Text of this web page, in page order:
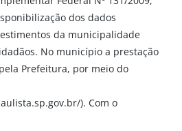
dos dados
da municipalidade
No município a prestação
Prefeitura, por meio do
). Com o